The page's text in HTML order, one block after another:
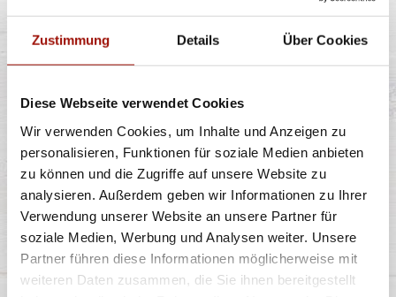
Zustimmung Details Über Cookies
Diese Webseite verwendet Cookies
Wir verwenden Cookies, um Inhalte und Anzeigen zu
personalisieren, Funktionen für soziale Medien anbieten
zu können und die Zugriffe auf unsere Website zu
analysieren. Außerdem geben wir Informationen zu Ihrer
Verwendung unserer Website an unsere Partner für
soziale Medien, Werbung und Analysen weiter. Unsere
Partner führen diese Informationen möglicherweise mit
weiteren Daten zusammen, die Sie ihnen bereitgestellt
5,49 €
ROMA